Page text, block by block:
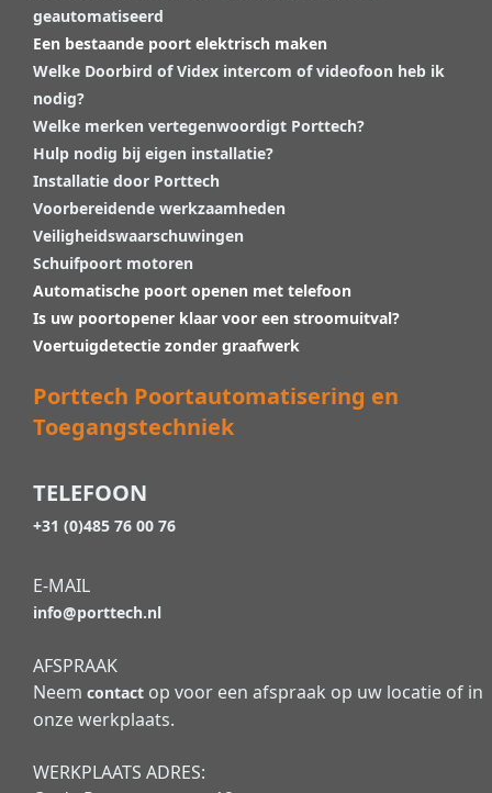
geautomatiseerd
Een bestaande poort elektrisch maken
Welke Doorbird of Videx intercom of videofoon heb ik
nodig?
Welke merken vertegenwoordigt Porttech?
Hulp nodig bij eigen installatie?
Installatie door Porttech
Voorbereidende werkzaamheden
Veiligheidswaarschuwingen
Schuifpoort motoren
Automatische poort openen met telefoon
Is uw poortopener klaar voor een stroomuitval?
Voertuigdetectie zonder graafwerk
Porttech Poortautomatisering en
Toegangstechniek
TELEFOON
+31 (0)485 76 00 76
E-MAIL
info@porttech.nl
AFSPRAAK
Neem contact op voor een afspraak op uw locatie of in
onze werkplaats.
WERKPLAATS ADRES: